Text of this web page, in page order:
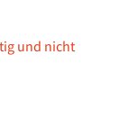
und nicht